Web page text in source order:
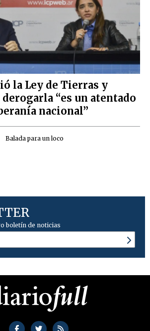
la Ley de Tierras y
“es un atentado
nacional”
Balada para un loco
boletín de noticias